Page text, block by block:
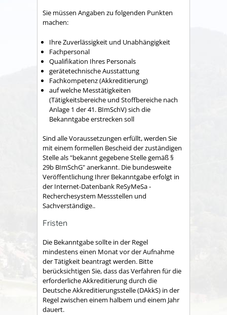
Sie müssen Angaben zu folgenden Punkten
machen:
Ihre Zuverlässigkeit und Unabhängigkeit
Fachpersonal
Qualifikation Ihres Personals
gerätetechnische Ausstattung
Fachkompetenz (Akkreditierung)
auf welche Messtätigkeiten
(Tätigkeitsbereiche und Stoffbereiche nach
Anlage 1 der 41. BImSchV) sich die
Bekanntgabe erstrecken soll
Sind alle Voraussetzungen erfüllt, werden Sie
mit einem formellen Bescheid der zuständigen
Stelle als "bekannt gegebene Stelle gemäß §
29b BImSchG" anerkannt. Die bundesweite
Veröffentlichung Ihrer Bekanntgabe erfolgt in
der Internet-Datenbank ReSyMeSa -
Recherchesystem Messstellen und
Sachverständige..
Fristen
Die Bekanntgabe sollte in der Regel
mindestens einen Monat vor der Aufnahme
der Tätigkeit beantragt werden. Bitte
berücksichtigen Sie, dass das Verfahren für die
erforderliche Akkreditierung durch die
Deutsche Akkreditierungsstelle (DAkkS) in der
Regel zwischen einem halbem und einem Jahr
dauert.